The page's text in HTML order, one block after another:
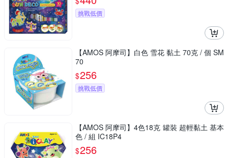
挑戰低價
【AMOS 阿摩司】白色 雪花 黏土 70克 / 個 SM
70
$256
挑戰低價
【AMOS 阿摩司】4色18克 罐裝 超輕黏土 基本
色 / 組 IC18P4
$256